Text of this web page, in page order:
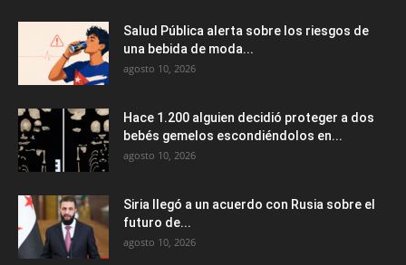
Salud Pública alerta sobre los riesgos de
una bebida de moda...
agosto 10, 2026
Hace 1.200 alguien decidió proteger a dos
bebés gemelos escondiéndolos en...
agosto 10, 2026
Siria llegó a un acuerdo con Rusia sobre el
futuro de...
agosto 10, 2026